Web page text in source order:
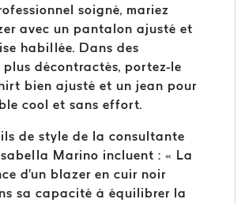
soigné, mariez
avec un pantalon ajusté et
habillée. Dans des
plus décontractés, portez-le
bien ajusté et un jean pour
cool et sans effort.
de style de la consultante
Isabella Marino incluent : « La
d'un blazer en cuir noir
sa capacité à équilibrer la